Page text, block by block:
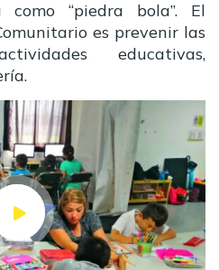
“piedra bola”. El
es prevenir las
educativas,